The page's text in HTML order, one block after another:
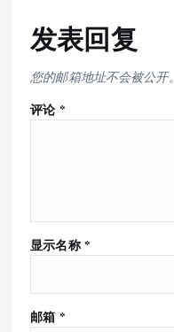
发表回复
您的邮箱地址不会被公开。
评论 *
显示名称 *
邮箱 *